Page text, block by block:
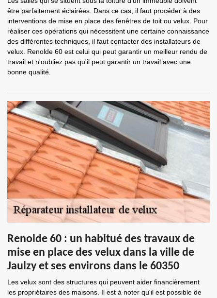
être parfaitement éclairées. Dans ce cas, il faut procéder à des
interventions de mise en place des fenêtres de toit ou velux. Pour
réaliser ces opérations qui nécessitent une certaine connaissance
des différentes techniques, il faut contacter des installateurs de
velux. Renolde 60 est celui qui peut garantir un meilleur rendu de
travail et n'oubliez pas qu'il peut garantir un travail avec une
bonne qualité.
Renolde 60 : un habitué des travaux de
mise en place des velux dans la ville de
Jaulzy et ses environs dans le 60350
Les velux sont des structures qui peuvent aider financièrement
les propriétaires des maisons. Il est à noter qu'il est possible de